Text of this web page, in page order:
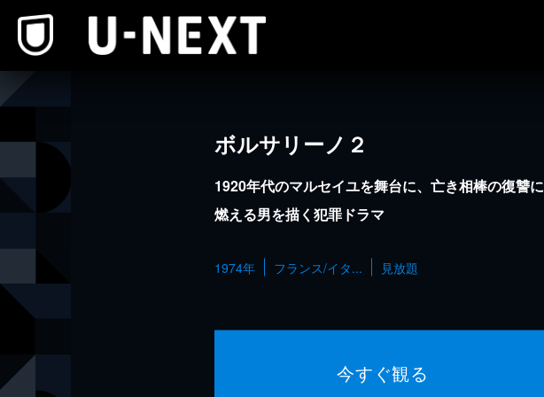
ボルサリーノ２
1920年代のマルセイユを舞台に、亡き相棒の復讐に
燃える男を描く犯罪ドラマ
1974年 フランス/イタ... 見放題
今すぐ観る